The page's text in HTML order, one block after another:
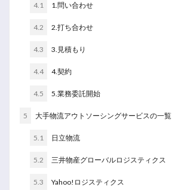
4.1 1.問い合わせ
4.2 2.打ち合わせ
4.3 3.見積もり
4.4 4.契約
4.5 5.業務委託開始
5 大手物流アウトソーシングサービスの一覧
5.1 日立物流
5.2 三井物産グローバルロジスティクス
5.3 Yahoo!ロジスティクス